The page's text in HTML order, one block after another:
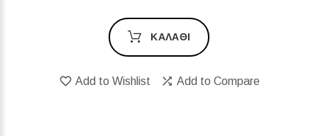
ΚΑΛΆΘΙ
Add to Wishlist Add to Compare